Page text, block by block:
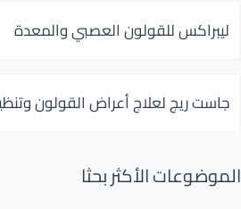
ليبراكس للقولون العصبي والمعدة
جاست ريج لعلاج أعراض القولون
الموضوعات الأكثر بحثا